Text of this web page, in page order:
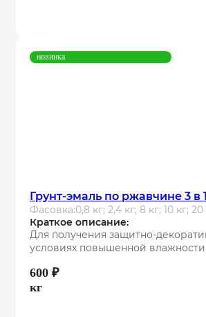
новинка
Грунт-эмаль по ржавчине 3
Фасовка:0,8 кг; 2,4 кг; 8 кг; 10 кг; 20
Краткое описание:
Для получения защитно-
условиях повышенной влажности
600 ₽
кг